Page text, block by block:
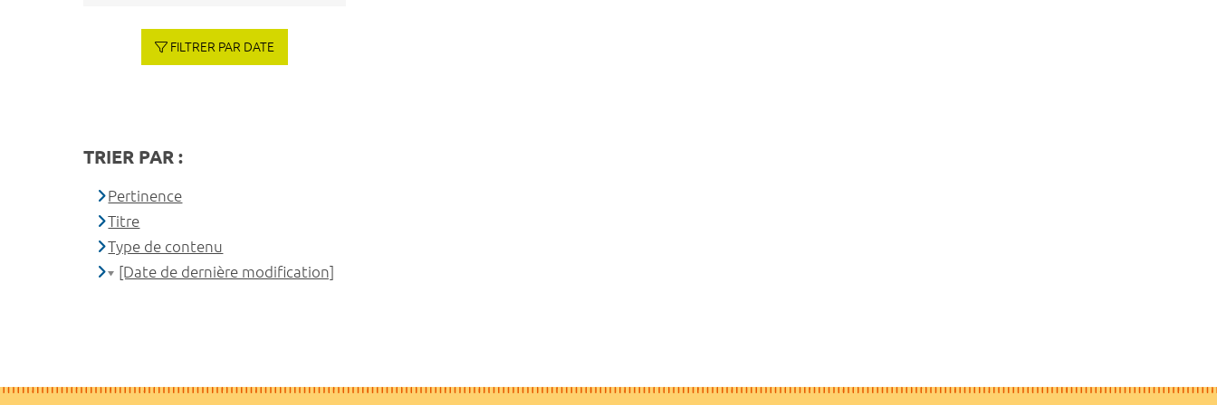
FILTRER PAR DATE
TRIER PAR :
Pertinence
Titre
Type de contenu
[Date de dernière modification]